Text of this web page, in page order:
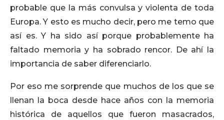
probable que la más convulsa y violenta de toda
Europa. Y esto es mucho decir, pero me temo que
así es. Y ha sido así porque probablemente ha
faltado memoria y ha sobrado rencor. De ahí la
importancia de saber diferenciarlo.
Por eso me sorprende que muchos de los que se
llenan la boca desde hace años con la memoria
histórica de aquellos que fueron masacrados,